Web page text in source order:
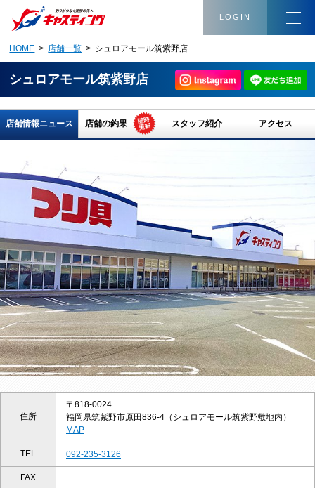
LOGIN
HOME > 店舗一覧 > シュロアモール筑紫野店
シュロアモール筑紫野店
店舗情報ニュース 店舗の釣果 スタッフ紹介 アクセス
住所
〒818-0024
福岡県筑紫野市原田836-4（シュロアモール筑紫野敷地内）
MAP
TEL 092-235-3126
FAX